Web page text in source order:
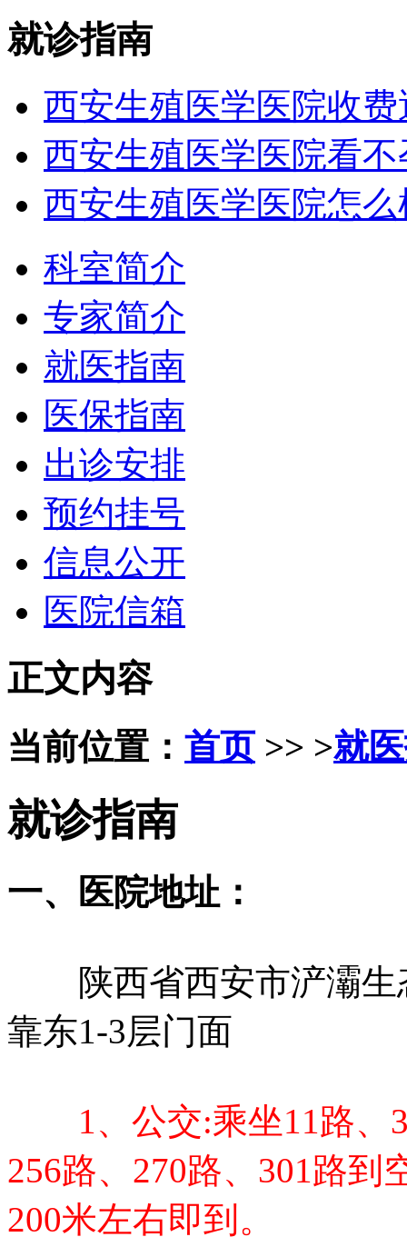
就诊指南
西安生殖医学医院收
西安生殖医学医院看
西安生殖医学医院怎
科室简介
专家简介
就医指南
医保指南
出诊安排
预约挂号
信息公开
医院信箱
正文内容
当前位置： 首页 >> >就
就诊指南
一、医院地址：
陕西省西安市浐灞生
靠东1-3层门面
1、公交:乘坐11路、
256路、270路、301路
200米左右即到。